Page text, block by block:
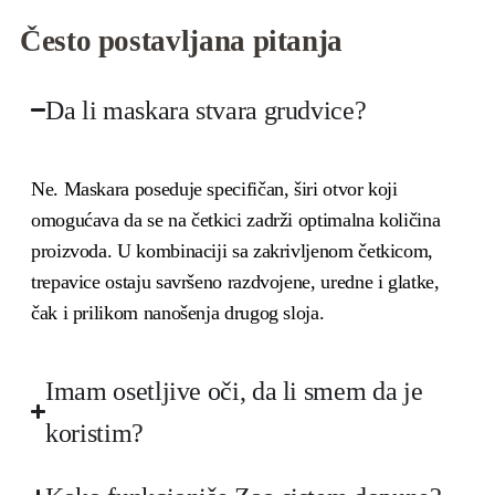
Često postavljana pitanja
Da li maskara stvara grudvice?
Ne. Maskara poseduje specifičan, širi otvor koji
omogućava da se na četkici zadrži optimalna količina
proizvoda. U kombinaciji sa zakrivljenom četkicom,
trepavice ostaju savršeno razdvojene, uredne i glatke,
čak i prilikom nanošenja drugog sloja.
Imam osetljive oči, da li smem da je
koristim?